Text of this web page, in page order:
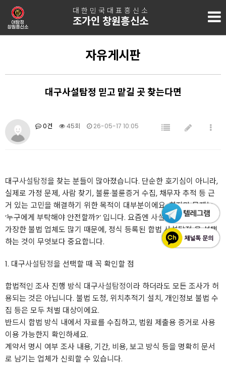
대한민국대표흥신소
조가인 창원흥신소
자유게시판
대구사설탐정 믿고 맡길 곳 찾는다면
0건 45회 26-05-17 10:05
대구사설탐정을 찾는 분들이 많아졌습니다. 단순한 호기심이 아니라,
실제로 가정 문제, 사람 찾기, 불륜·불륜증거 수집, 채무자 추적 등 근
거 있는 고민을 해결하기 위한 목적이 대부분이에요. 하지만 문제는
‘누구에게 부탁해야 안전할까?’ 입니다. 요즘엔 사설탐정 사설탐정을
가장한 불법 업체도 많기 때문에, 정식 등록된 합법사설탐정을 선택
하는 것이 무엇보다 중요합니다.
1. 대구사설탐정을 선택할 때 꼭 확인할 점
합법적인 조사 진행 방식 대구사설탐정이라 하더라도 모든 조사가 허
용되는 것은 아닙니다. 불법 도청, 위치추적기 설치, 개인정보 불법 수
집 등은 모두 처벌 대상이에요.
반드시 합법 방식 내에서 자료를 수집하고, 법원 제출용 증거로 사용
이용 가능한지 확인하세요.
계약서 명시 여부 조사 내용, 기간, 비용, 보고 방식 등을 명확히 문서
로 남기는 업체가 신뢰할 수 있습니다.